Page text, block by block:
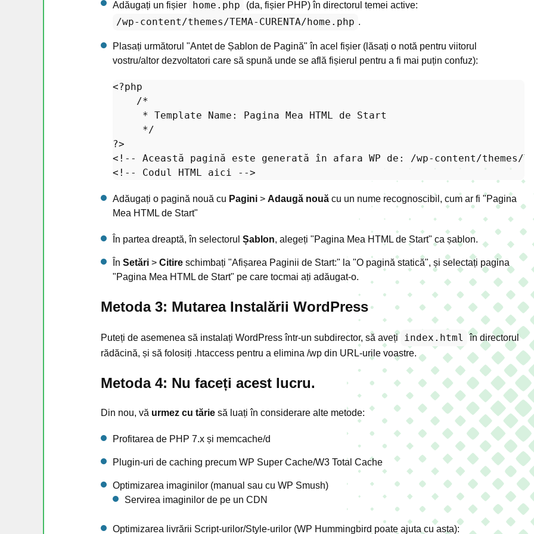
Adăugați un fișier home.php (da, fișier PHP) în directorul temei active:
/wp-content/themes/TEMA-CURENTA/home.php .
Plasați următorul "Antet de Șablon de Pagină" în acel fișier (lăsați o notă pentru viitorul
vostru/altor dezvoltatori care să spună unde se află fișierul pentru a fi mai puțin confuz):
<?php
/*
     * Template Name: Pagina Mea HTML de Start
     */
?>
<!-- Această pagină este generată în afara WP de: /wp-content/themes/
Adăugați o pagină nouă cu Pagini > Adaugă nouă cu un nume recognoscibil, cum ar fi "Pagina
Mea HTML de Start"
În partea dreaptă, în selectorul Șablon, alegeți "Pagina Mea HTML de Start" ca șablon.
În Setări > Citire schimbați "Afișarea Paginii de Start:" la "O pagină statică", și selectați pagina
"Pagina Mea HTML de Start" pe care tocmai ați adăugat-o.
Metoda 3: Mutarea Instalării WordPress
Puteți de asemenea să instalați WordPress într-un subdirector, să aveți index.html
în directorul
rădăcină, și să folosiți .htaccess pentru a elimina /wp din URL-urile voastre.
Metoda 4: Nu faceți acest lucru.
Din nou, vă urmez cu tărie să luați în considerare alte metode:
Profitarea de PHP 7.x și memcache/d
Plugin-uri de caching precum WP Super Cache/W3 Total Cache
Optimizarea imaginilor (manual sau cu WP Smush)
Servirea imaginilor de pe un CDN
Optimizarea livrării Script-urilor/Style-urilor (WP Hummingbird poate ajuta cu asta):